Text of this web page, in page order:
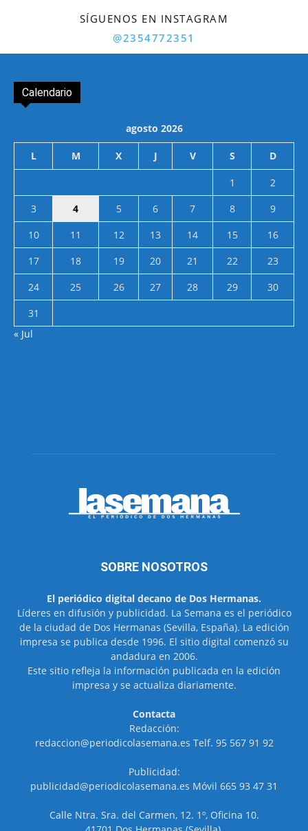
SÍGUENOS EN INSTAGRAM
@2354772351
Calendario
agosto 2026
L M X J V S D
1
2
3
4 5 6 7 8
9
10
11 12 13 14 15
16
17
18 19 20 21 22
23
24
25 26 27 28 29
30
31
« Jul
SOBRE NOSOTROS
El periódico digital decano de Dos Hermanas.
Líderes en difusión y publicidad. La Semana es el periódico
de la ciudad de Dos Hermanas (Sevilla, España). La edición
impresa se publica desde 1996. El sitio digital comenzó su
andadura en 2006.
Este sitio refleja la información publicada en la edición
impresa y se actualiza diariamente.
Contacta
Redacción:
redaccion@periodicolasemana.es Telf. 95 567 91 92
Publicidad:
publicidad@periodicolasemana.es Móvil 665 93 47 31
Calle Ntra. Sra. del Carmen, 12. 1º, Oficina 10.